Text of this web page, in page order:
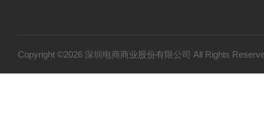
Copyright ©2026 深圳电商商业股份有限公司 All Rights